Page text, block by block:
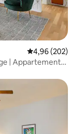
Note
4,96 (202)
| Appartement